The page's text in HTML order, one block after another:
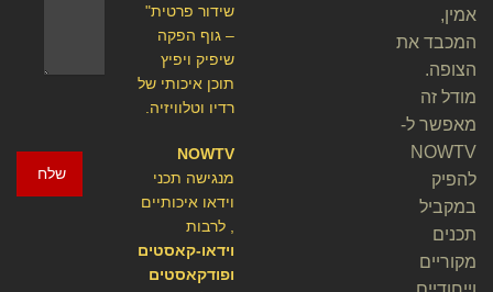
שלח
שידור פרטית"
– גוף הפקה
שיפיק ויפיץ
תוכן איכותי של
רדיו וטלוויזיה.
NOWTV
מנגישה תכני
וידאו איכותיים
, לרבות
וידאו-קאסטים
ופודקאסטים
אמין,
המכבד את
הצופה.
מודל זה
מאפשר ל-
NOWTV
להפיק
במקביל
תכנים
מקוריים